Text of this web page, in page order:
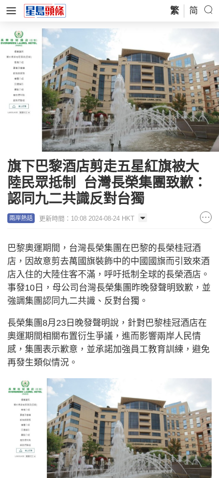
繁 简
旗下巴黎酒店剪走五星紅旗被大
陸民眾抵制 台灣長榮集團致歉：
認同九二共識反對台獨
兩岸熱話 更新時間：10:08 2024-08-24 HKT
巴黎奧運期間，台灣長榮集團在巴黎的長榮桂冠酒
店，因故意剪去萬國旗裝飾中的中國國旗而引致來酒
店入住的大陸住客不滿，呼吁抵制全球的長榮酒店。
事發10日，母公司台灣長榮集團昨晚發聲明致歉，並
強調集團認同九二共識、反對台獨。
長榮集團8月23日晚發聲明說，針對巴黎桂冠酒店在
奧運期間相關布置衍生爭議，進而影響兩岸人民情
感，集團表示歉意，並承諾加強員工教育訓練，避免
再發生類似情況。